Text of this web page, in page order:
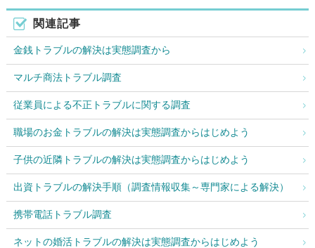
関連記事
金銭トラブルの解決は実態調査から
マルチ商法トラブル調査
従業員による不正トラブルに関する調査
職場のお金トラブルの解決は実態調査からはじめよう
子供の近隣トラブルの解決は実態調査からはじめよう
出資トラブルの解決手順（調査情報収集～専門家による解決）
携帯電話トラブル調査
ネットの婚活トラブルの解決は実態調査からはじめよう